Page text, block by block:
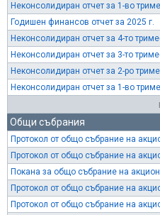
Неконсолидиран отчет за 1-во
Годишен финансов отчет за 2025 г.
Неконсолидиран отчет за 4-то
Неконсолидиран отчет за 3-то
Неконсолидиран отчет за 2-ро
Неконсолидиран отчет за 1-во
Общи събрания
Протокол от общо събрание на
Протокол от общо събрание на
Покана за общо събрание на
Протокол от общо събрание на
Протокол от общо събрание на